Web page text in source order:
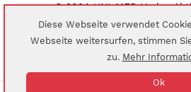
© 2024 UNI-MED Verlag
Diese Webseite verwendet
Webseite weitersurfen, stimmen
zu. Mehr
Ok